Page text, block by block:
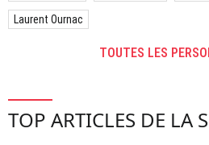
Laurent Ournac
TOUTES LES
TOP ARTICLES DE LA